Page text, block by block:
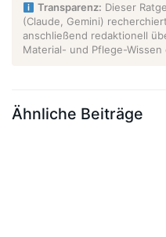
Transparenz: Dieser
(Claude, Gemini)
anschließend redaktionell
Material- und Pflege-Wissen
Ähnliche Beiträge